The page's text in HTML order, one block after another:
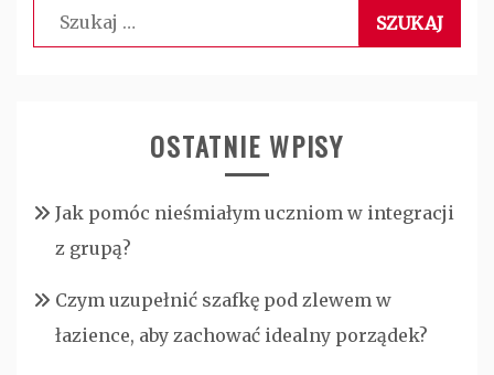
Szukaj:
OSTATNIE WPISY
Jak pomóc nieśmiałym uczniom w integracji
z grupą?
Czym uzupełnić szafkę pod zlewem w
łazience, aby zachować idealny porządek?